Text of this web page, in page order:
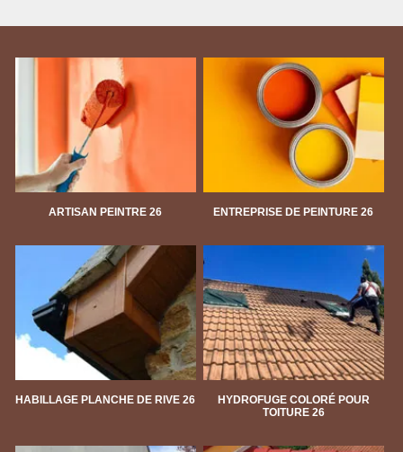
ARTISAN PEINTRE 26 ENTREPRISE DE PEINTURE 26
HABILLAGE PLANCHE DE RIVE 26
HYDROFUGE COLORÉ POUR
TOITURE 26